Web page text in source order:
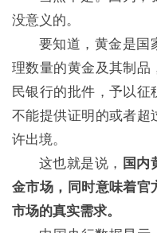
没意义的。
要知道，黄金是国
理数量的黄金及其制品
民银行的批件，予以征
不能提供证明的或者超
许出境。
这也就是说， 国内
金市场，同时意味着官
市场的真实需求。